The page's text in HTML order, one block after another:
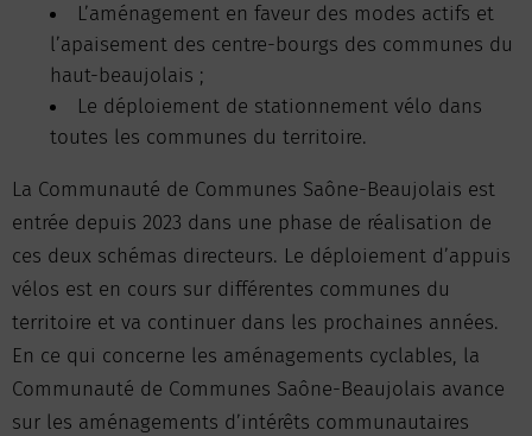
L’aménagement en faveur des modes actifs et
l’apaisement des centre-bourgs des communes du
haut-beaujolais ;
Le déploiement de stationnement vélo dans
toutes les communes du territoire.
La Communauté de Communes Saône-Beaujolais est
entrée depuis 2023 dans une phase de réalisation de
ces deux schémas directeurs. Le déploiement d’appuis
vélos est en cours sur différentes communes du
territoire et va continuer dans les prochaines années.
En ce qui concerne les aménagements cyclables, la
Communauté de Communes Saône-Beaujolais avance
sur les aménagements d’intérêts communautaires